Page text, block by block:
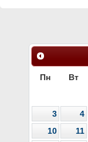
Пн Вт
3
4
10
11